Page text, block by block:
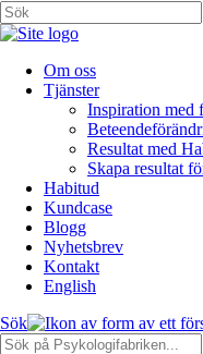
Om oss
Tjänster
Inspiration med
Resultat med
Skapa resultat
Habitud
Kundcase
Blogg
Nyhetsbrev
Kontakt
English
Sök